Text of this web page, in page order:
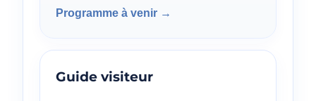
Programme à venir →
Guide visiteur